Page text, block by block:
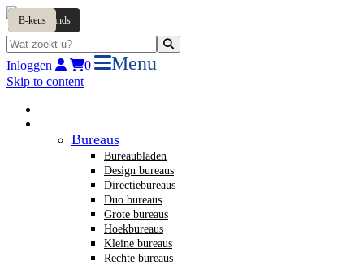
Inloggen 0 Menu
Skip to content
Bureaus
Bureaubladen
Design bureaus
Directiebureaus
Duo bureaus
Grote bureaus
Hoekbureaus
Kleine bureaus
Rechte bureaus
Tweedehands
B-keus